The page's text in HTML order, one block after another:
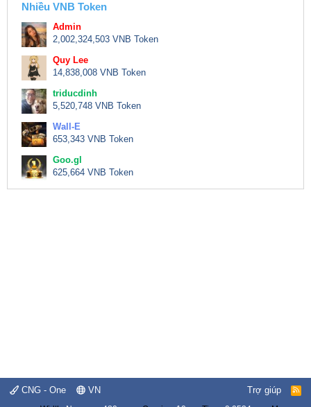
Nhiều VNB Token
Admin
2,002,324,503 VNB Token
Quy Lee
14,838,008 VNB Token
triducdinh
5,520,748 VNB Token
Wall-E
653,343 VNB Token
Goo.gl
625,664 VNB Token
CNG - One VN Trợ giúp
R